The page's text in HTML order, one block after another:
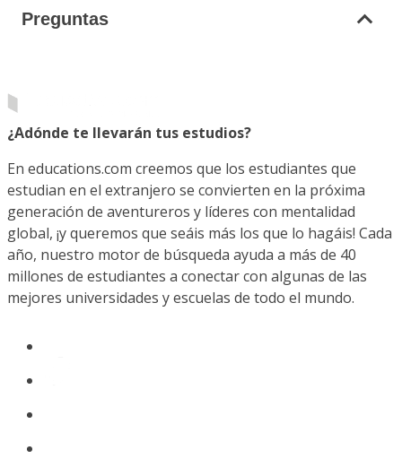
Preguntas
¿Adónde te llevarán tus estudios?
En educations.com creemos que los estudiantes que
estudian en el extranjero se convierten en la próxima
generación de aventureros y líderes con mentalidad
global, ¡y queremos que seáis más los que lo hagáis! Cada
año, nuestro motor de búsqueda ayuda a más de 40
millones de estudiantes a conectar con algunas de las
mejores universidades y escuelas de todo el mundo.